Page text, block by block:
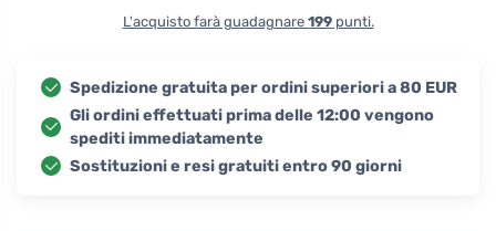
L'acquisto farà guadagnare 199punti.
Spedizione gratuita per ordini superiori a 80 EUR
Gli ordini effettuati prima delle 12:00 vengono
spediti immediatamente
Sostituzioni e resi gratuiti entro 90 giorni